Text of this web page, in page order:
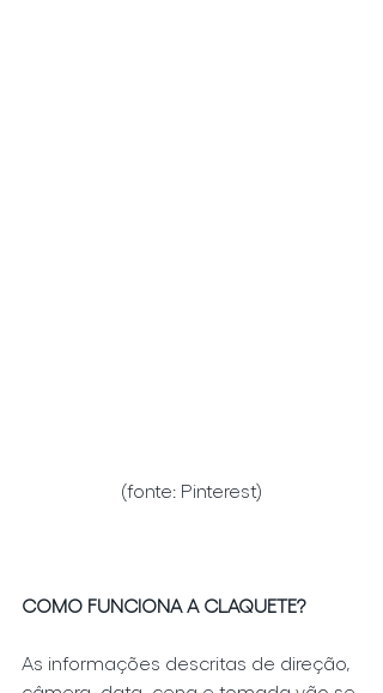
(fonte: Pinterest)
COMO FUNCIONA A CLAQUETE?
As informações descritas de direção,